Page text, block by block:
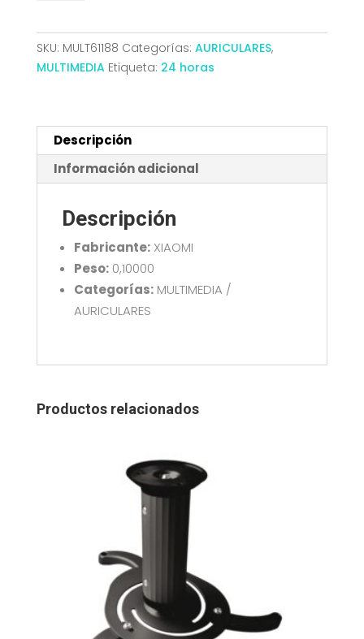
PLAY
BLUETOOTH
BHR8775GL
cantidad
SKU: MULT61188 Categorías: AURICULARES,
MULTIMEDIA Etiqueta: 24 horas
Descripción
Información adicional
Descripción
Fabricante:XIAOMI
Peso:0,10000
Categorías:MULTIMEDIA /
AURICULARES
Productos relacionados